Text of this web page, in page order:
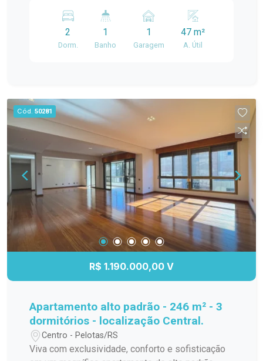
2
Dorm.
1
Banho
1
Garagem
47 m²
A. Útil
Cód. 50281
R$ 1.190.000,00 V
Apartamento alto padrão - 246 m² - 3
dormitórios - localização Central.
Centro - Pelotas/RS
Viva com exclusividade, conforto e sofisticação